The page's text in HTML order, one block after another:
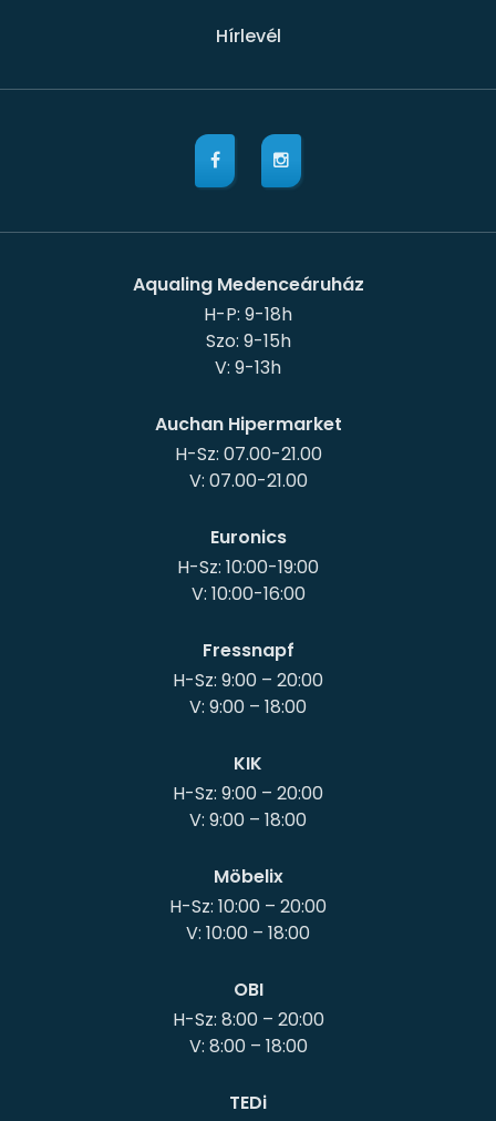
Hírlevél
Aqualing Medenceáruház
H-P: 9-18h
Szo: 9-15h
Auchan Hipermarket
H-Sz: 07.00-21.00
V: 07.00-21.00
Euronics
H-Sz: 10:00-19:00
V: 10:00-16:00
Fressnapf
H-Sz: 9:00 – 20:00
KIK
H-Sz: 9:00 – 20:00
Möbelix
H-Sz: 10:00 – 20:00
OBI
H-Sz: 8:00 – 20:00
V: 8:00 – 18:00
TEDi